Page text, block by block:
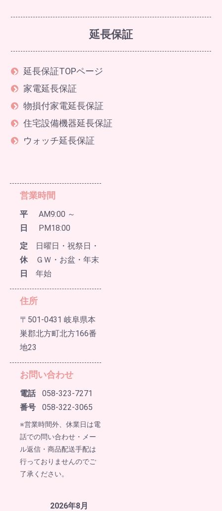
延長保証
延長保証TOPページ
家電延長保証
物損付家電延長保証
住宅設備機器延長保証
ウォッチ延長保証
営業時間
平
日
AM9:00 ～
PM18:00
定
休
日
日曜日・祝祭日・
ＧＷ・お盆・年末
年始
住所
〒501-0431 岐阜県本
巣郡北方町北方166番
地23
お問い合わせ
電話
番号
058-323-7271
058-322-3065
※営業時間外、休業日は電
話での問い合わせ・メー
ル返信・商品配送手配は
行っておりませんのでご
了承ください。
2026年8月